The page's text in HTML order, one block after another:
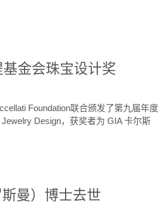
金会珠宝设计奖
Foundation联合颁发了第九届年度
Design，获奖者为 GIA 卡尔斯
斯曼）博士去世